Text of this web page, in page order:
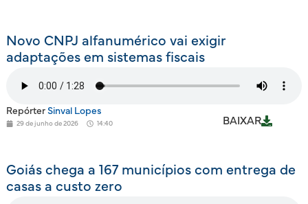
Novo CNPJ alfanumérico vai exigir
adaptações em sistemas fiscais
Repórter Sinval Lopes
29 de junho de 2026 14:40 BAIXAR
Goiás chega a 167 municípios com entrega de
casas a custo zero